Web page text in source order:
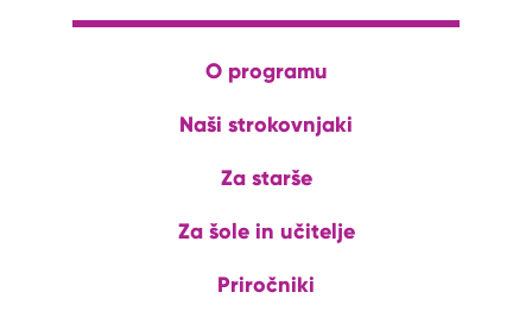
O programu
Naši strokovnjaki
Za starše
Za šole in učitelje
Priročniki